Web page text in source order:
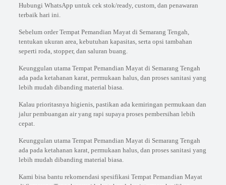
Hubungi WhatsApp untuk cek stok/ready, custom, dan penawaran
terbaik hari ini.
Sebelum order Tempat Pemandian Mayat di Semarang Tengah,
tentukan ukuran area, kebutuhan kapasitas, serta opsi tambahan
seperti roda, stopper, dan saluran buang.
Keunggulan utama Tempat Pemandian Mayat di Semarang Tengah
ada pada ketahanan karat, permukaan halus, dan proses sanitasi yang
lebih mudah dibanding material biasa.
Kalau prioritasnya higienis, pastikan ada kemiringan permukaan dan
jalur pembuangan air yang rapi supaya proses pembersihan lebih
cepat.
Keunggulan utama Tempat Pemandian Mayat di Semarang Tengah
ada pada ketahanan karat, permukaan halus, dan proses sanitasi yang
lebih mudah dibanding material biasa.
Kami bisa bantu rekomendasi spesifikasi Tempat Pemandian Mayat